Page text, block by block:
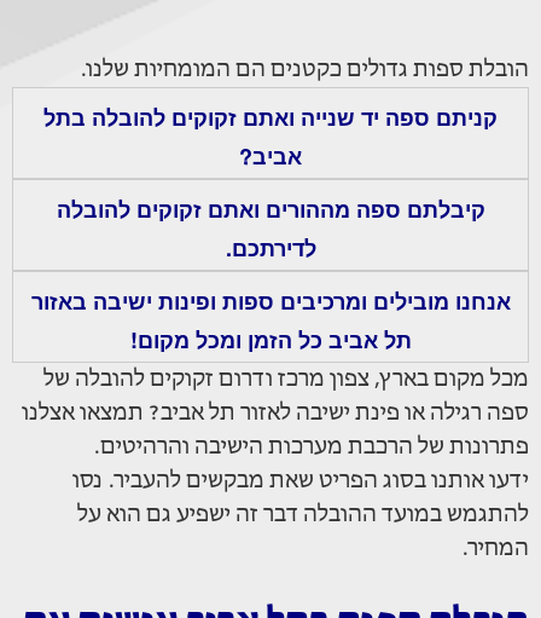
הובלת ספות גדולים כקטנים הם המומחיות שלנו.
קניתם ספה יד שנייה ואתם זקוקים להובלה בתל
אביב?
קיבלתם ספה מההורים ואתם זקוקים להובלה
לדירתכם.
אנחנו מובילים ומרכיבים ספות ופינות ישיבה באזור
תל אביב כל הזמן ומכל מקום!
מכל מקום בארץ, צפון מרכז ודרום זקוקים להובלה של
ספה רגילה או פינת ישיבה לאזור תל אביב? תמצאו אצלנו
פתרונות של הרכבת מערכות הישיבה והרהיטים.
ידעו אותנו בסוג הפריט שאת מבקשים להעביר. נסו
להתגמש במועד ההובלה דבר זה ישפיע גם הוא על
המחיר.